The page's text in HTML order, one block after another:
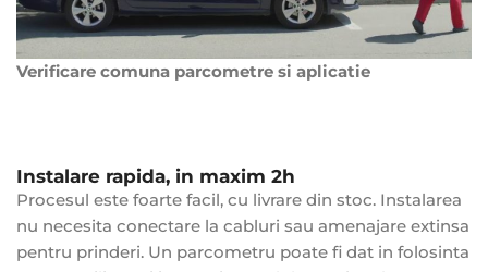
Verificare comuna parcometre si aplicatie
Instalare rapida, in maxim 2h
Procesul este foarte facil, cu livrare din stoc. Instalarea
nu necesita conectare la cabluri sau amenajare extinsa
pentru prinderi. Un parcometru poate fi dat in folosinta